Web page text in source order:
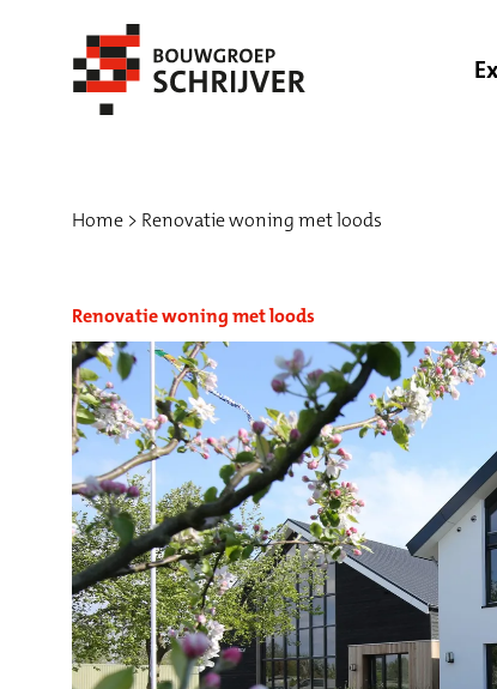
Home Renovatie woning met loods
Renovatie woning met loods